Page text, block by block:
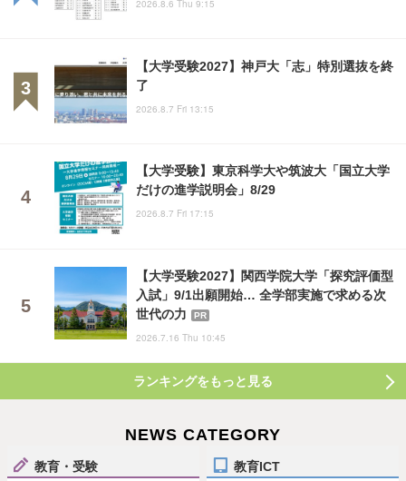
2026.8.6 Thu 9:15
【大学受験2027】神戸大「志」特別選抜を終
了
2026.8.7 Fri 13:15
【大学受験】東京科学大や筑波大「国立大学
だけの進学説明会」8/29
2026.8.7 Fri 17:15
【大学受験2027】関西学院大学「探究評価型
入試」9/1出願開始… 全学部実施で求める次
世代の力
PR
2026.7.16 Thu 10:45
ランキングをもっと見る
NEWS CATEGORY
教育・受験 教育ICT